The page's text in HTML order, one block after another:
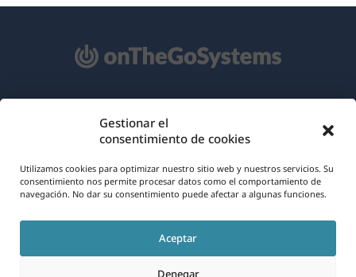
Gestionar el
consentimiento de cookies
Utilizamos cookies para optimizar nuestro sitio web y nuestros servicios. Su
consentimiento nos permite procesar datos como el comportamiento de
navegación. No dar su consentimiento puede afectar a algunas funciones.
Aceptar
Denegar
Español
RGPD y Política de Privacidad
Únete a nuestro equipo(se
abre
nueva
(se
abre
en
una
(se
abre
en
una
(se
abre
una